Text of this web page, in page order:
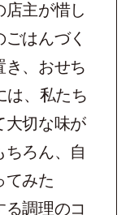
店主が惜し
はんづく
き、おせち
は、私たち
大切な味が
ろん、自
てみた
る調理のコ